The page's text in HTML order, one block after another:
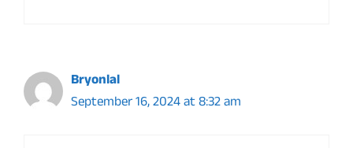
Bryonlal
September 16, 2024 at 8:32 am